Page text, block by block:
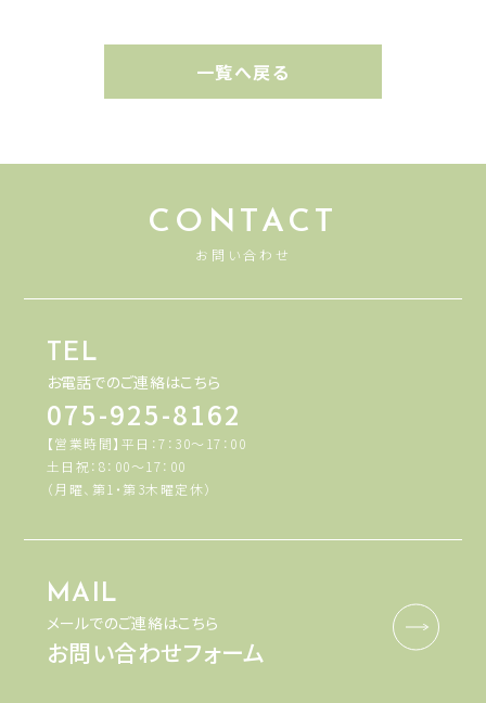
一覧へ戻る
CONTACT
お問い合わせ
TEL
お電話でのご連絡はこちら
075-925-8162
【営業時間】平日：7：30～17：00
土日祝：8：00～17：00
（月曜、第1・第3木曜定休）
MAIL
メールでのご連絡はこちら
お問い合わせフォーム